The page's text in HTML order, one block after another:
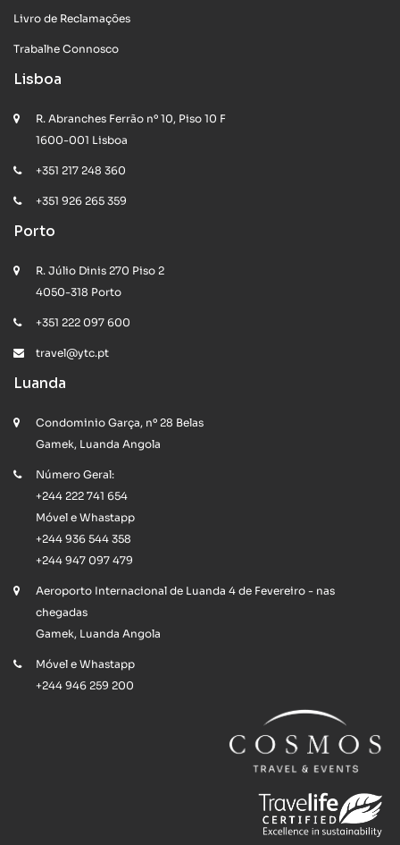
Livro de Reclamações
Trabalhe Connosco
Lisboa
R. Abranches Ferrão nº 10, Piso 10 F
1600-001 Lisboa
+351 217 248 360
+351 926 265 359
Porto
R. Júlio Dinis 270 Piso 2
4050-318 Porto
+351 222 097 600
travel@ytc.pt
Luanda
Condominio Garça, nº 28 Belas
Gamek, Luanda Angola
Número Geral:
+244 222 741 654
Móvel e Whastapp
+244 936 544 358
+244 947 097 479
Aeroporto Internacional de Luanda 4 de Fevereiro - nas
chegadas
Gamek, Luanda Angola
Móvel e Whastapp
+244 946 259 200